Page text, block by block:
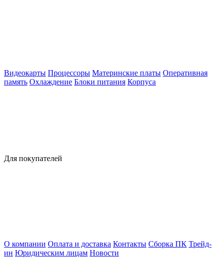
Видеокарты Процессоры Материнские платы Оперативная
память Охлаждение Блоки питания Корпуса
Для покупателей
О компании Оплата и доставка Контакты Сборка ПК Трейд-
ин Юридическим лицам Новости